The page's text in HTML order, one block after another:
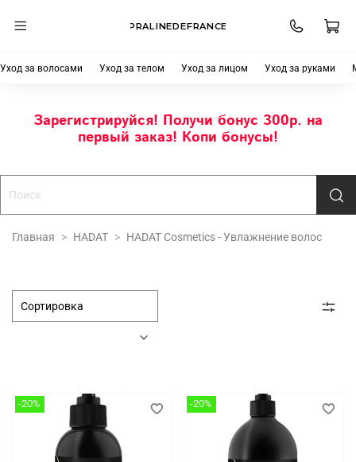
PRALINEDEFRANCE
Уход за волосами Уход за телом Уход за лицом Уход за руками
Зарегистрируйся! Получи бонус 300р. на
первый заказ! Копи бонусы!
Главная HADAT HADAT Cosmetics - Увлажнение волос
-20% -20%